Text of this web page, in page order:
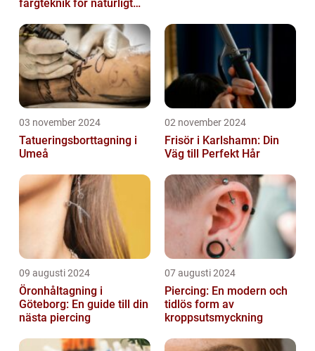
färgteknik för naturligt
03 november 2024
Tatueringsborttagning i
Umeå
02 november 2024
Frisör i Karlshamn: Din
Väg till Perfekt Hår
09 augusti 2024
Öronhåltagning i
Göteborg: En guide till din
nästa piercing
07 augusti 2024
Piercing: En modern och
tidlös form av
kroppsutsmyckning